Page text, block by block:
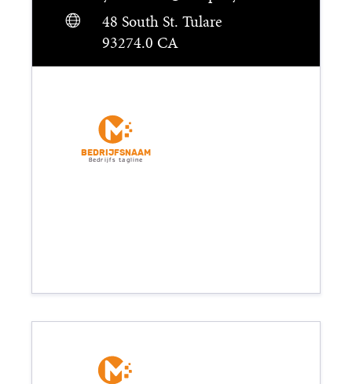
48 South St. Tulare
93274.0 CA
Bedrijfsnaam
Bedrijfs tagline